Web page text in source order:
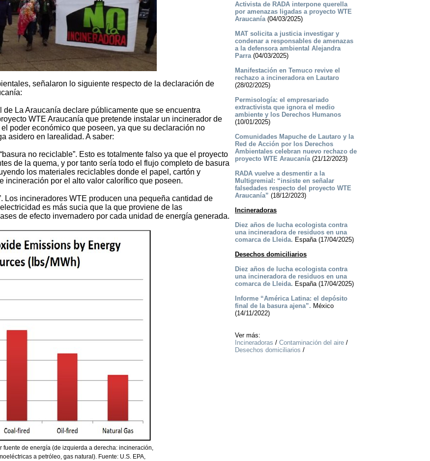
señalaron lo siguiente respecto de la declaración de
La Araucanía declare públicamente que se encuentra
WTE Araucanía que pretende instalar un incinerador de
poder económico que poseen, ya que su declaración no
asidero en larealidad. A saber:
no reciclable”. Esto es totalmente falso ya que el proyecto
de la quema, y por tanto sería todo el flujo completo de basura
los materiales reciclables donde el papel, cartón y
incineración por el alto valor calorífico que poseen.
Los incineradores WTE producen una pequeña cantidad de
es más sucia que la que proviene de las
de efecto invernadero por cada unidad de energía generada.
fuente de energía (de izquierda a derecha: incineración,
a petróleo, gas natural). Fuente: U.S. EPA,
Activista de RADA interpone querella
por amenazas ligadas a proyecto WTE
Araucanía(04/03/2025)
MAT solicita a justicia investigar y
condenar a responsables de amenazas
a la defensora ambiental Alejandra
Parra(04/03/2025)
Manifestación en Temuco revive el
rechazo a incineradora en Lautaro
(28/02/2025)
Permisología: el empresariado
extractivista que ignora el medio
ambiente y los Derechos Humanos
(10/01/2025)
Comunidades Mapuche de Lautaro y la
Red de Acción por los Derechos
Ambientales celebran nuevo rechazo de
proyecto WTE Araucanía(21/12/2023)
RADA vuelve a desmentir a la
Multigremial: “insiste en señalar
falsedades respecto del proyecto WTE
Araucanía” (18/12/2023)
Incineradoras
Diez años de lucha ecologista contra
una incineradora de residuos en una
comarca de Lleida. España (17/04/2025)
Desechos domiciliarios
Diez años de lucha ecologista contra
una incineradora de residuos en una
comarca de Lleida. España (17/04/2025)
Informe “América Latina: el depósito
final de la basura ajena”. México
(14/11/2022)
Ver más:
Incineradoras / Contaminación del aire/
Desechos domiciliarios /